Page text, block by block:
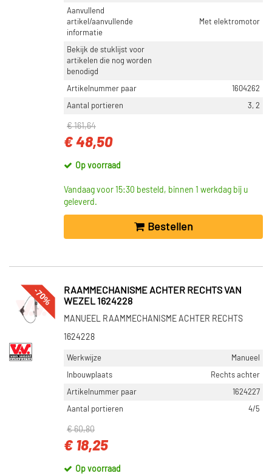
Aanvullend
artikel/aanvullende
informatie
Met elektromotor
Bekijk de stuklijst voor
artikelen die nog worden
benodigd
Artikelnummer paar
1604262
Aantal portieren
3, 2
€ 161,64
€ 48,50
Op voorraad
Vandaag voor 15:30 besteld, binnen 1 werkdag bij u
geleverd.
Bestellen
-70%
RAAMMECHANISME ACHTER RECHTS VAN
WEZEL 1624228
MANUEEL RAAMMECHANISME ACHTER RECHTS
1624228
Werkwijze
Manueel
Inbouwplaats
Rechts achter
Artikelnummer paar
1624227
Aantal portieren
4/5
€ 60,80
€ 18,25
Op voorraad